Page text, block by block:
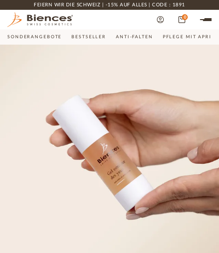
FEIERN WIR DIE SCHWEIZ | -15% AUF ALLES | CODE : 1891
0
SONDERANGEBOTE BESTSELLER ANTI-FALTEN PFLEGE MIT